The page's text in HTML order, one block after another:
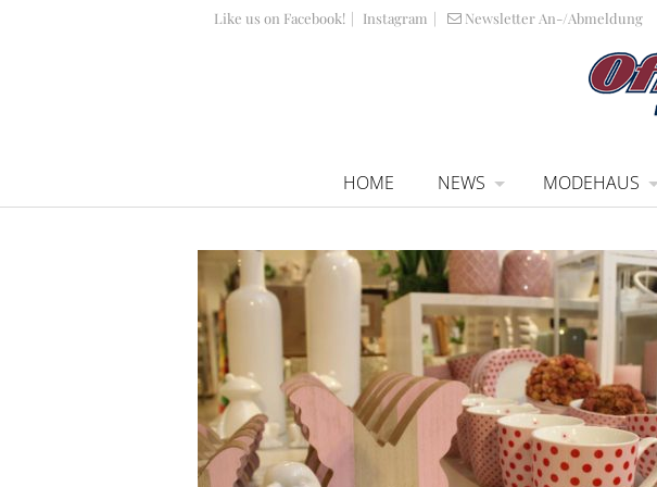
Like us on Facebook! | Instagram | Newsletter An-/Abmeldung
HOME NEWS MODEHAUS